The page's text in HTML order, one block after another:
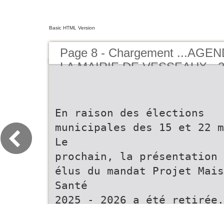
Basic HTML Version
Page 8 - Chargement
LA MAIRIE DE VESSEAUX -
En raison des élections
municipales des 15 et 22
Le
prochain, la présentation
élus du mandat Projet
Santé
2025 - 2026 a été retirée.